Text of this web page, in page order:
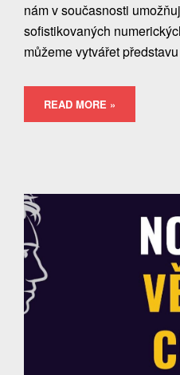
nám v současnosti
sofistikovaných
můžeme vytvářet
READ MORE »